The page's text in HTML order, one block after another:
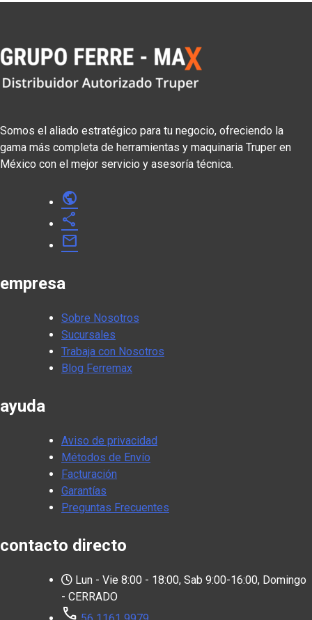
Somos el aliado estratégico para tu negocio, ofreciendo la
gama más completa de herramientas y maquinaria Truper en
México con el mejor servicio y asesoría técnica.
public
share
mail
empresa
Sobre Nosotros
Sucursales
Trabaja con Nosotros
Blog Ferremax
ayuda
Aviso de privacidad
Métodos de Envío
Facturación
Garantías
Preguntas Frecuentes
contacto directo
Lun - Vie 8:00 - 18:00, Sab 9:00-16:00, Domingo
- CERRADO
call